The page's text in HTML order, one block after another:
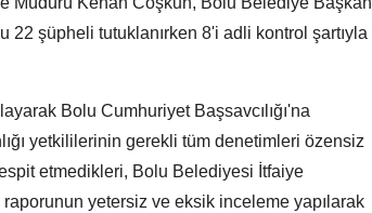
22 şüpheli tutuklanırken 8'i adli kontrol şartıyla
Bolu Cumhuriyet Başsavcılığı'na
yetkililerinin gerekli tüm denetimleri özensiz
etmedikleri, Bolu Belediyesi İtfaiye
yetersiz ve eksik inceleme yapılarak